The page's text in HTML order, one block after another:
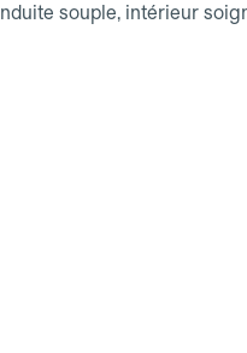
souple, intérieur